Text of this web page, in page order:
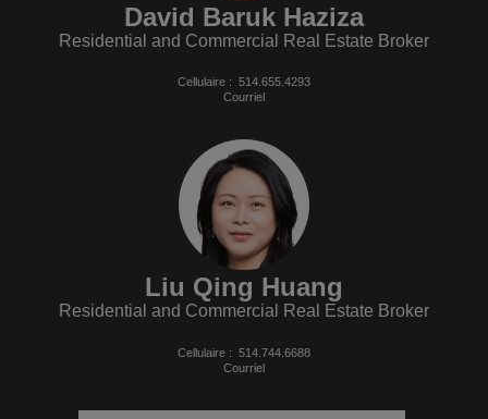
David Baruk Haziza
Residential and Commercial Real Estate Broker
Cellulaire : 514.655.4293
Courriel
Liu Qing Huang
Residential and Commercial Real Estate Broker
Cellulaire : 514.744.6688
Courriel